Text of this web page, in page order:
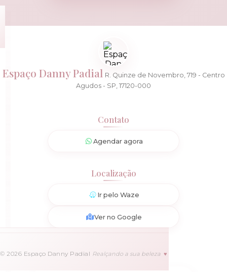
Espaço Danny Padial R. Quinze de Novembro, 719 - Centro
Agudos - SP, 17120-000
Contato
Agendar agora
Localização
Ir pelo Waze
Ver no Google
© 2026 Espaço Danny Padial Realçando a sua beleza ♥